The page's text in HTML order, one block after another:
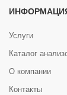
Услуги
Каталог
О компании
Контакты